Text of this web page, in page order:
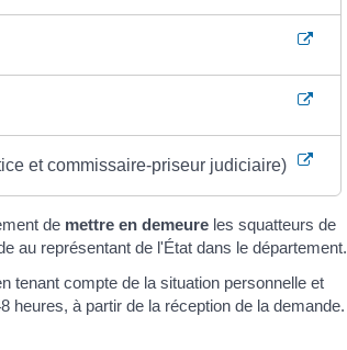
et commissaire-priseur judiciaire)
de mettre en demeure les squatteurs de
au représentant de l'État dans le département.
tenant compte de la situation personnelle et
heures, à partir de la réception de la demande.